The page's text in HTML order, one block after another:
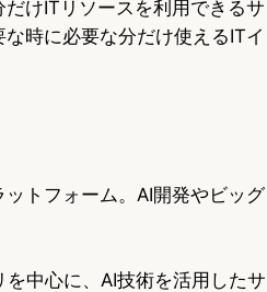
けITリソースを利用できるサ
時に必要な分だけ使えるITイ
トフォーム。AI開発やビッグ
中心に、AI技術を活用したサ